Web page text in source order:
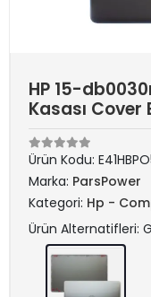
HP 15-
Kasası Cover
Ürün Kodu:
Marka: ParsPower
Kategori: Hp -
Ürün Alternatifleri: